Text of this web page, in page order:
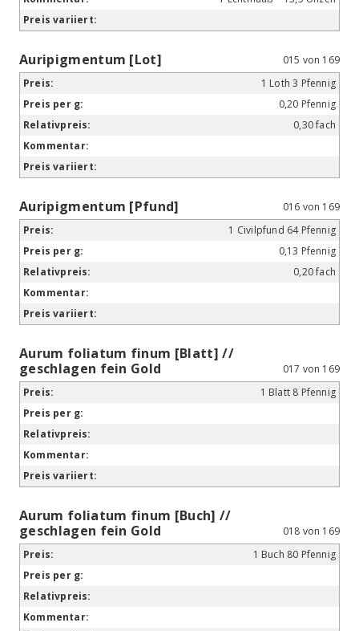
Auripigmentum [Lot]
015 von 169
1 Loth 3 Pfennig
0,20 Pfennig
0,30 fach
Auripigmentum [Pfund]
016 von 169
1 Civilpfund 64 Pfennig
0,13 Pfennig
0,20 fach
Aurum foliatum finum [Blatt] //
geschlagen fein Gold
017 von 169
1 Blatt 8 Pfennig
Aurum foliatum finum [Buch] //
geschlagen fein Gold
018 von 169
1 Buch 80 Pfennig